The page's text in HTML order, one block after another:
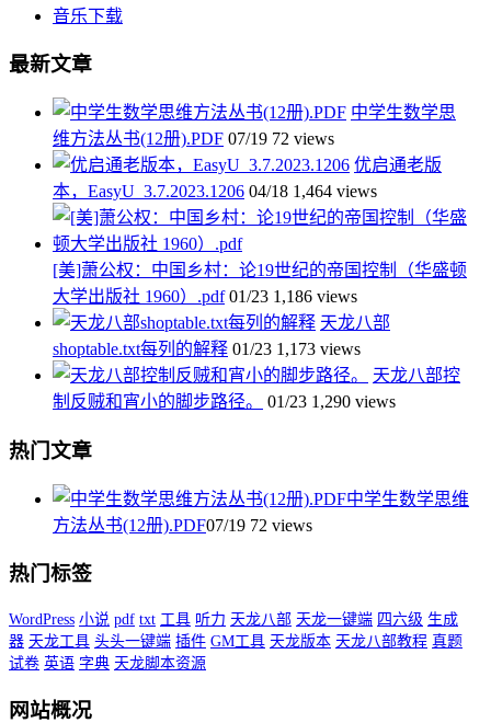
音乐下载
最新文章
中学生数学思
维方法丛书(12册).PDF 07/19 72 views
优启通老版
本，EasyU_3.7.2023.1206 04/18 1,464 views
[美]萧公权：中国乡村：论19世纪的帝国控制（华盛顿
大学出版社 1960）.pdf 01/23 1,186 views
天龙八部
shoptable.txt每列的解释 01/23 1,173 views
天龙八部控
制反贼和宵小的脚步路径。
01/23 1,290 views
热门文章
中学生数学思维
方法丛书(12册).PDF07/19 72 views
热门标签
WordPress 小说 pdf txt 工具 听力 天龙八部 天龙一键端 四六级 生成
器 天龙工具 头头一键端 插件 GM工具 天龙版本 天龙八部教程 真题
试卷 英语 字典 天龙脚本资源
网站概况